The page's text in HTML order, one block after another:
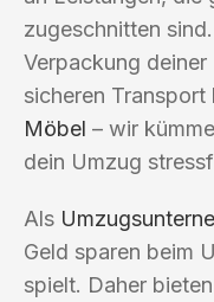
zugeschnitten
Verpackung
sicheren
Möbel – wir
dein Umzug
Als
Geld sparen beim
spielt. Daher